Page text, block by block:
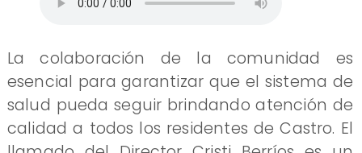
La colaboración de la comunidad es
esencial para garantizar que el sistema de
salud pueda seguir brindando atención de
calidad a todos los residentes de Castro. El